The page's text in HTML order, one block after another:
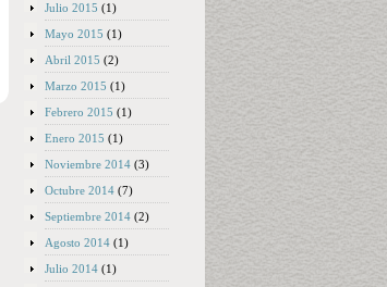
Julio 2015 (1)
Mayo 2015 (1)
Abril 2015 (2)
Marzo 2015 (1)
Febrero 2015 (1)
Enero 2015 (1)
Noviembre 2014 (3)
Octubre 2014 (7)
Septiembre 2014 (2)
Agosto 2014 (1)
Julio 2014 (1)